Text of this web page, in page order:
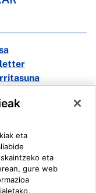
Sistema
eta
eta
gure web